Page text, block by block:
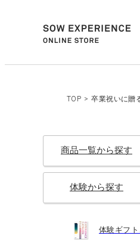
TOP > 卒業祝いに贈
商品一覧から探す
体験から探す
体験ギフト